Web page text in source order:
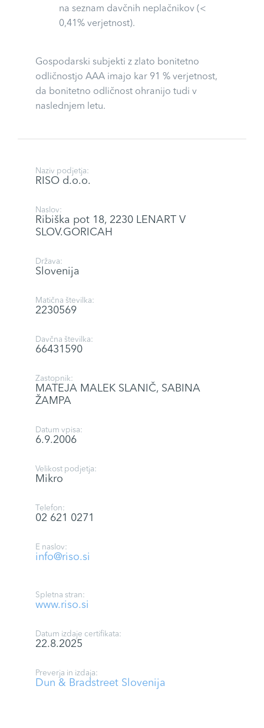
na seznam davčnih neplačnikov (<
0,41% verjetnost).
Gospodarski subjekti z zlato bonitetno
odličnostjo AAA imajo kar 91 % verjetnost,
da bonitetno odličnost ohranijo tudi v
naslednjem letu.
Naziv podjetja:
RISO d.o.o.
Naslov:
Ribiška pot 18, 2230 LENART V
SLOV.GORICAH
Država:
Slovenija
Matična številka:
2230569
Davčna številka:
66431590
Zastopnik:
MATEJA MALEK SLANIČ, SABINA
ŽAMPA
Datum vpisa:
6.9.2006
Velikost podjetja:
Mikro
Telefon:
02 621 0271
E naslov:
info@riso.si
Spletna stran:
www.riso.si
Datum izdaje certifikata:
22.8.2025
Preverja in izdaja:
Dun & Bradstreet Slovenija